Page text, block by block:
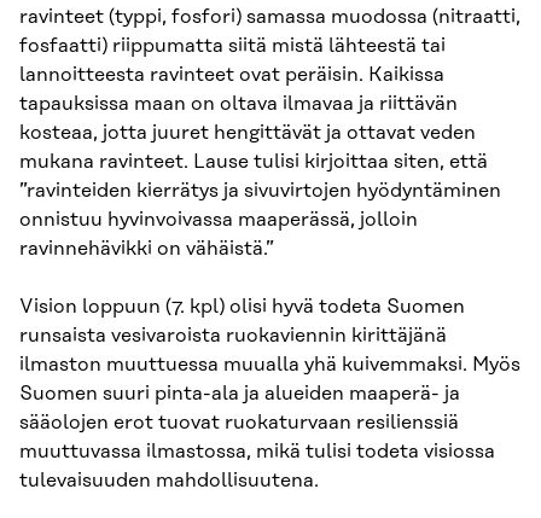
ravinteet (typpi, fosfori) samassa muodossa (nitraatti,
fosfaatti) riippumatta siitä mistä lähteestä tai
lannoitteesta ravinteet ovat peräisin. Kaikissa
tapauksissa maan on oltava ilmavaa ja riittävän
kosteaa, jotta juuret hengittävät ja ottavat veden
mukana ravinteet. Lause tulisi kirjoittaa siten, että
”ravinteiden kierrätys ja sivuvirtojen hyödyntäminen
onnistuu hyvinvoivassa maaperässä, jolloin
ravinnehävikki on vähäistä.”
Vision loppuun (7. kpl) olisi hyvä todeta Suomen
runsaista vesivaroista ruokaviennin kirittäjänä
ilmaston muuttuessa muualla yhä kuivemmaksi. Myös
Suomen suuri pinta-ala ja alueiden maaperä- ja
sääolojen erot tuovat ruokaturvaan resilienssiä
muuttuvassa ilmastossa, mikä tulisi todeta visiossa
tulevaisuuden mahdollisuutena.